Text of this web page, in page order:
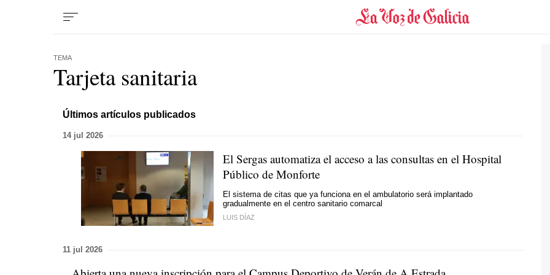
TEMA
Tarjeta sanitaria
Últimos artículos publicados
14 jul 2026
El Sergas automatiza el acceso a las consultas en el Hospital
Público de Monforte
El sistema de citas que ya funciona en el ambulatorio será implantado
gradualmente en el centro sanitario comarcal
LUIS DÍAZ
11 jul 2026